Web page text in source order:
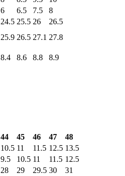
6 6.5 7.5
8
24.5 25.5 26
26.5
25.9 26.5 27.1 27.8
8.4 8.6 8.8 8.9
44 45 46 47
48
10.5 11 11.5 12.5 13.5
9.5 10.5 11 11.5 12.5
28 29 29.5 30
31